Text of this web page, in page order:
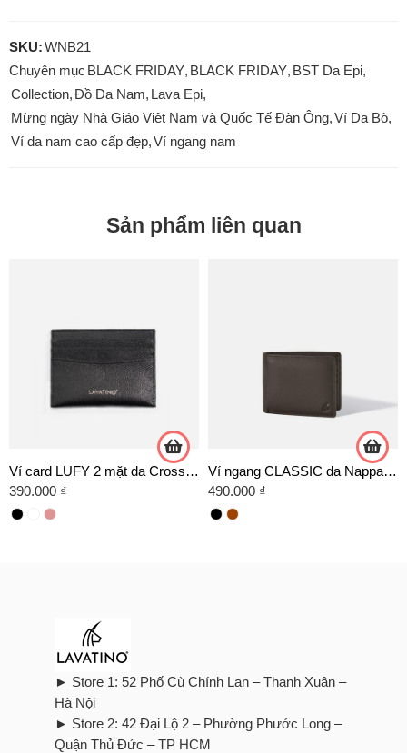
SKU:WNB21
Chuyên mục BLACK FRIDAY, BLACK FRIDAY, BST Da Epi,
Collection,Đồ Da Nam, Lava Epi,
Mừng ngày Nhà Giáo Việt Nam và Quốc Tế Đàn Ông,Ví Da Bò,
Ví da nam cao cấp đẹp,Ví ngang nam
Sản phẩm liên quan
Ví card LUFY 2 mặt da Crossgrain
390.000 ₫
Ví ngang CLASSIC da Nappa cao cấp
490.000 ₫
► Store 1: 52 Phố Cù Chính Lan – Thanh Xuân –
Hà Nội
► Store 2: 42 Đại Lộ 2 – Phường Phước Long –
Quận Thủ Đức – TP HCM